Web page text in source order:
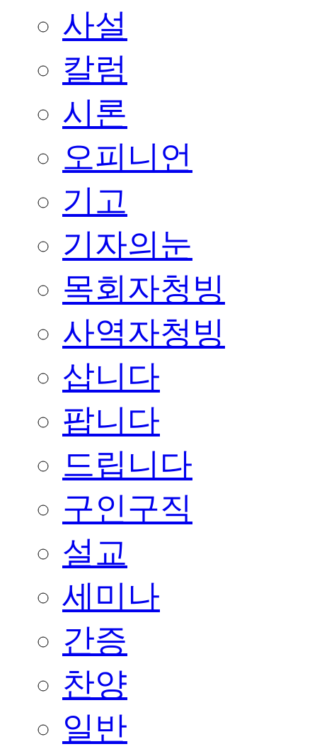
사설
칼럼
시론
오피니언
기고
기자의눈
목회자청빙
사역자청빙
삽니다
팝니다
드립니다
구인구직
설교
세미나
간증
찬양
일반